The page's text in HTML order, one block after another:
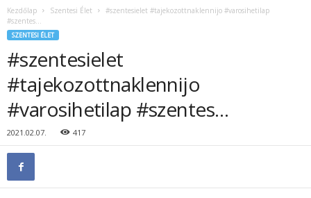
Kezdőlap Szentesi Élet
#szentesielet #tajekozottnaklennijo #varosihetilap
#szentes…
SZENTESI ÉLET
#szentesielet
#tajekozottnaklennijo
#varosihetilap #szentes…
2021.02.07. 417